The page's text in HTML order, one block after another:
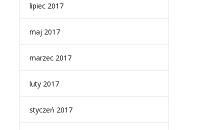
lipiec 2017
maj 2017
marzec 2017
luty 2017
styczeń 2017